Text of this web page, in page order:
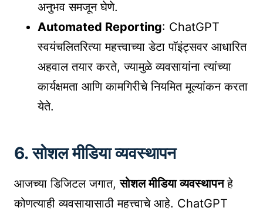
अनुभव समजून घेणे.
Automated Reporting: ChatGPT
स्वयंचलितरित्या महत्त्वाच्या डेटा पॉइंट्सवर आधारित
अहवाल तयार करते, ज्यामुळे व्यवसायांना त्यांच्या
कार्यक्षमता आणि कामगिरीचे नियमित मूल्यांकन करता
येते.
6. सोशल मीडिया व्यवस्थापन
आजच्या डिजिटल जगात,सोशल मीडिया व्यवस्थापनहे
कोणत्याही व्यवसायासाठी महत्त्वाचे आहे. ChatGPT